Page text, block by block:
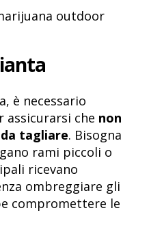
è necessario
assicurarsi che non
tagliare. Bisogna
rami piccoli o
ricevano
ombreggiare gli
compromettere le